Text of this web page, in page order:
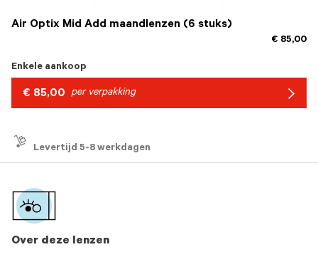
Air Optix Mid Add maandlenzen (6 stuks)
€ 85,00
Enkele aankoop
€ 85,00 per verpakking
Arrow
Levertijd 5-8 werkdagen
Over deze lenzen